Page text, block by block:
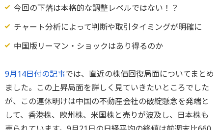
今回の下落は本格的な調整レベルではない！？
チャート分析によって判断や取引タイミングが明確に
中国版リーマン・ショックはあり得るのか
9月14日付の記事では、直近の株価回復局面についてまとめ
ました。この上昇局面を詳しく見ていきたいところでした
が、この連休明けは中国の不動産会社の破綻懸念を発端と
して、香港株、欧州株、米国株と売りが波及し、日本株も